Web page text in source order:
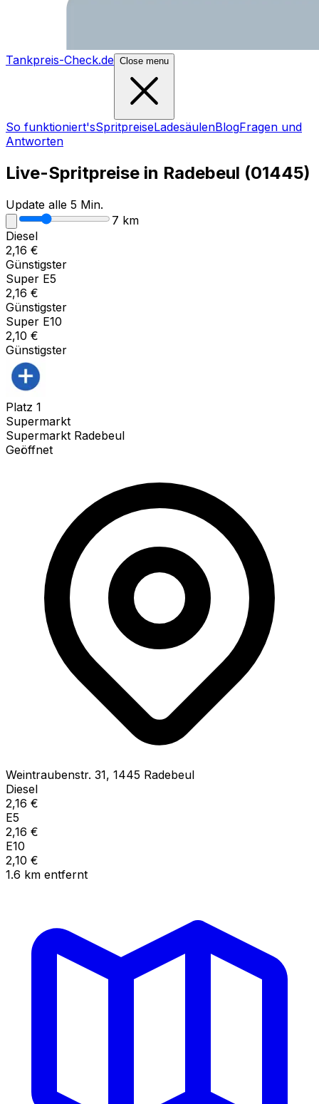
Tankpreis-Check.de Close menu
So funktioniert'sSpritpreiseLadesäulenBlogFragen und
Antworten
Live-Spritpreise in Radebeul (01445)
Update alle 5 Min.
7 km
Diesel
2,16 €
Günstigster
Super E5
2,16 €
Günstigster
Super E10
2,10 €
Günstigster
Platz 1
Supermarkt
Supermarkt Radebeul
Geöffnet
Weintraubenstr. 31, 1445 Radebeul
Diesel
2,16 €
E5
2,16 €
E10
2,10 €
1.6 km entfernt